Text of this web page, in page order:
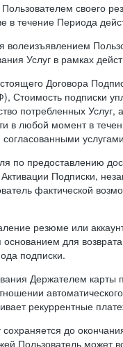
своего
в течение Периода
волеизъявлением
Услуг в рамках
Договора
Стоимость подписки
потребленных Услуг,
в любой момент в
согласованными
по предоставлению
Подписки,
фактической
резюме или
для
подписки.
Держателем карты
рекуррентные
сохраняется до
Пользователь может